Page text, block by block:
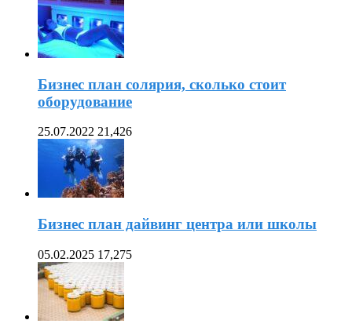
Бизнес план солярия, сколько стоит
оборудование
25.07.2022 21,426
Бизнес план дайвинг центра или школы
05.02.2025 17,275